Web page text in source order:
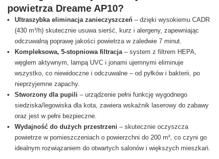
powietrza Dreame AP10?
Ultraszybka eliminacja zanieczyszczeń – dzięki wysokiemu CADR
(430 m³/h) skutecznie usuwa sierść, kurz i alergeny, zapewniając
odczuwalną poprawę jakości powietrza w zaledwie 7 minut.
Kompleksowa, 5-stopniowa filtracja – system z filtrem HEPA,
węglem aktywnym, lampą UVC i jonami ujemnymi eliminuje
wszystko, co niewidoczne i odczuwalne – od pyłków i bakterii, po
nieprzyjemne zapachy.
Stworzony dla pupili – urządzenie pełni funkcję wygodnego
siedziska/legowiska dla kota, zawiera wskaźnik laserowy do zabawy
oraz jest w pełni bezpieczne.
Wydajność do dużych przestrzeni – skutecznie oczyszcza
powietrze w pomieszczeniach o powierzchni do 200 m², co czyni go
idealnym rozwiązaniem do otwartych salonów i większych mieszkań.